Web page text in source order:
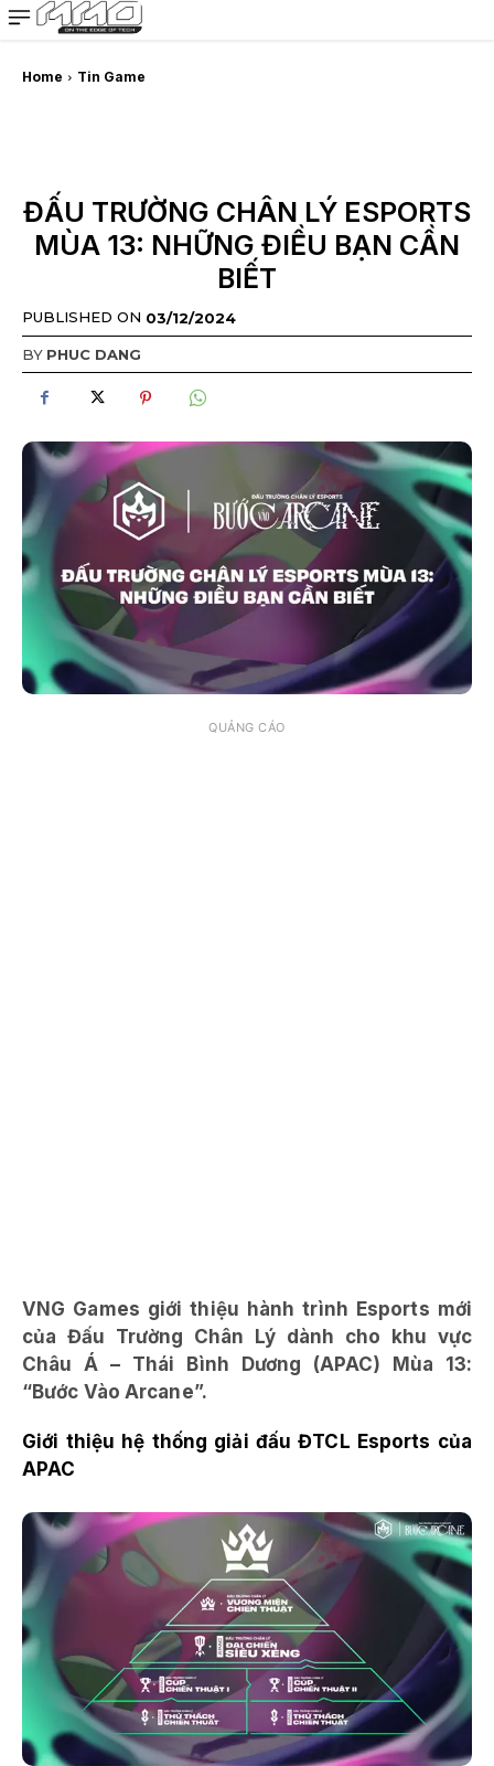
MMOSITE - Thông tin công nghệ
Bài viết nổi bật
Home Tin Game
ĐẤU TRƯỜNG CHÂN LÝ ESPORTS
MÙA 13: NHỮNG ĐIỀU BẠN CẦN
BIẾT
PUBLISHED ON 03/12/2024
BY PHUC DANG
QUẢNG CÁO
VNG Games giới thiệu hành trình Esports mới
của Đấu Trường Chân Lý dành cho khu vực
Châu Á – Thái Bình Dương (APAC) Mùa 13:
“Bước Vào Arcane”.
Giới thiệu hệ thống giải đấu ĐTCL Esports của
APAC